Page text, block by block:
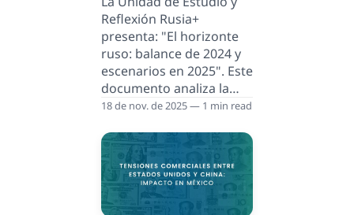
DE 2024 Y
ESCENARIOS EN
2025
Reflexión Rusia+
presenta: "El horizonte
ruso: balance de 2024 y
escenarios en 2025". Este
documento analiza la
situación de Rusia al
perspectivas para 2025,
abordando desafíos
económicos,
geopolíticos y el conflicto
en Ucrania. Se destacan
18 de nov. de 2025 — 1 min read